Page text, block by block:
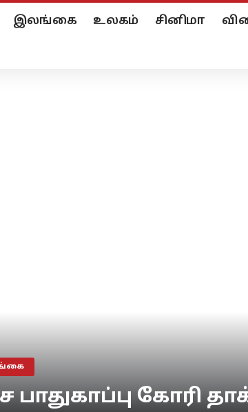
இலங்கை உலகம் சினிமா
பாதுகாப்பு கோரி